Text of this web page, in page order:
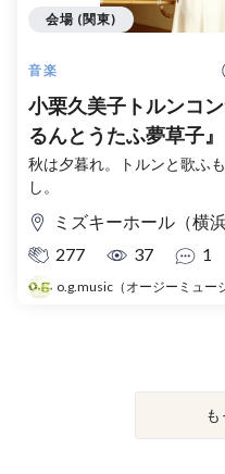
音楽
小栗久美子トルンコ
るんとうたふ夢草子』
秋は夕暮れ。トルンと歌ふ
し。
ミズキーホール（横浜市港北区民
277
37 1
o.g.music（オージーミュー
会場 (関東)
も